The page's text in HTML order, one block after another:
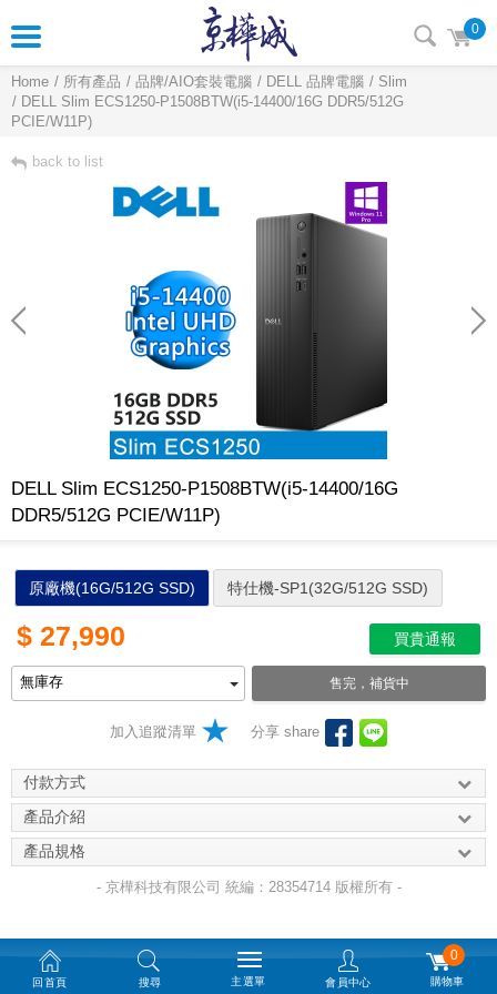
0
Home 所有產品 品牌/AIO套裝電腦 DELL 品牌電腦
Slim
DELL Slim ECS1250-P1508BTW(i5-14400/16G DDR5/512G
PCIE/W11P)
back to list
DELL Slim ECS1250-P1508BTW(i5-14400/16G
DDR5/512G PCIE/W11P)
原廠機(16G/512G SSD) 特仕機-SP1(32G/512G SSD)
$ 27,990 買貴通報
售完，補貨中
加入追蹤清單 分享 share
付款方式
產品介紹
產品規格
- 京樺科技有限公司 統編：28354714 版權所有 -
回首頁 搜尋 主選單 會員中心
0
購物車